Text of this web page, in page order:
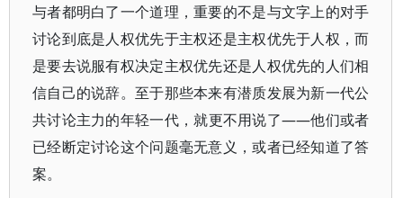
与者都明白了一个道理，重要的不是与文字上的对手
讨论到底是人权优先于主权还是主权优先于人权，而
是要去说服有权决定主权优先还是人权优先的人们相
信自己的说辞。至于那些本来有潜质发展为新一代公
共讨论主力的年轻一代，就更不用说了——他们或者
已经断定讨论这个问题毫无意义，或者已经知道了答
案。